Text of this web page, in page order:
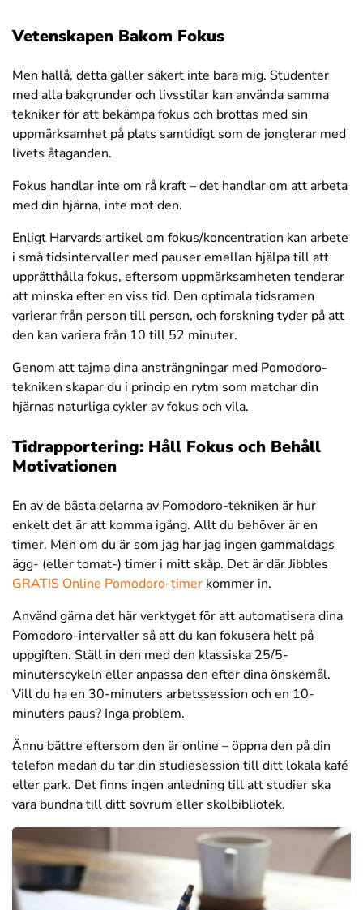
Vetenskapen Bakom Fokus
Men hallå, detta gäller säkert inte bara mig. Studenter
med alla bakgrunder och livsstilar kan använda samma
tekniker för att bekämpa fokus och brottas med sin
uppmärksamhet på plats samtidigt som de jonglerar med
livets åtaganden.
Fokus handlar inte om rå kraft – det handlar om att arbeta
med din hjärna, inte mot den.
Enligt Harvards artikel om fokus/koncentration kan arbete
i små tidsintervaller med pauser emellan hjälpa till att
upprätthålla fokus, eftersom uppmärksamheten tenderar
att minska efter en viss tid. Den optimala tidsramen
varierar från person till person, och forskning tyder på att
den kan variera från 10 till 52 minuter.
Genom att tajma dina ansträngningar med Pomodoro-
tekniken skapar du i princip en rytm som matchar din
hjärnas naturliga cykler av fokus och vila.
Tidrapportering: Håll Fokus och Behåll
Motivationen
En av de bästa delarna av Pomodoro-tekniken är hur
enkelt det är att komma igång. Allt du behöver är en
timer. Men om du är som jag har jag ingen gammaldags
ägg- (eller tomat-) timer i mitt skåp. Det är där Jibbles
GRATIS Online Pomodoro-timer kommer in.
Använd gärna det här verktyget för att automatisera dina
Pomodoro-intervaller så att du kan fokusera helt på
uppgiften. Ställ in den med den klassiska 25/5-
minuterscykeln eller anpassa den efter dina önskemål.
Vill du ha en 30-minuters arbetssession och en 10-
minuters paus? Inga problem.
Ännu bättre eftersom den är online – öppna den på din
telefon medan du tar din studiesession till ditt lokala kafé
eller park. Det finns ingen anledning till att studier ska
vara bundna till ditt sovrum eller skolbibliotek.